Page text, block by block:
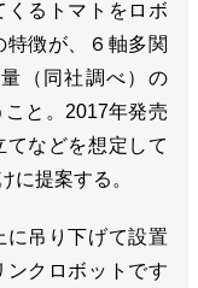
るトマトをロボ
徴が、６軸多関
（同社調べ）の
こと。2017年発売
などを想定して
に提案する。
吊り下げて設置
ンクロボットです